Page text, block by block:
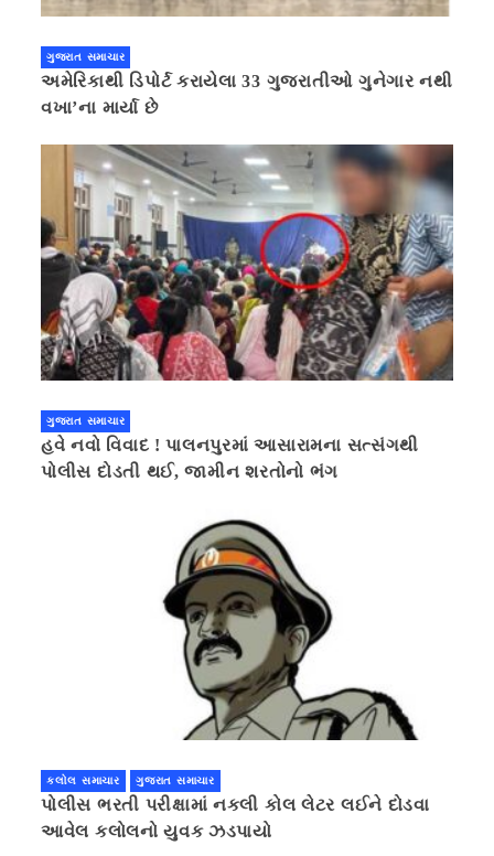
ગુજરાત સમાચાર
અમેરિકાથી ડિપોર્ટ કરાયેલા 33 ગુજરાતીઓ ગુનેગાર નથી
વખા’ના માર્યા છે
ગુજરાત સમાચાર
હવે નવો વિવાદ ! પાલનપુરમાં આસારામના સત્સંગથી
પોલીસ દોડતી થઈ, જામીન શરતોનો ભંગ
કલોલ સમાચાર ગુજરાત સમાચાર
પોલીસ ભરતી પરીક્ષામાં નકલી કોલ લેટર લઈને દોડવા
આવેલ કલોલનો યુવક ઝડપાયો